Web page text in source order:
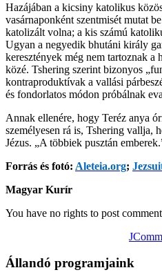
Hazájában a kicsiny katolikus
vasárnaponként szentmisét mutat
katolizált volna; a kis számú
Ugyan a negyedik bhutáni király
keresztények még nem tartoznak a
közé. Tshering szerint bizonyos
kontraproduktívak a vallási
és fondorlatos módon próbálnak
Annak ellenére, hogy Teréz anya
személyesen rá is, Tshering vallja,
Jézus. „A többiek pusztán
Forrás és fotó: Aleteia.org;
Magyar Kurír
You have no rights to post
Állandó programjaink